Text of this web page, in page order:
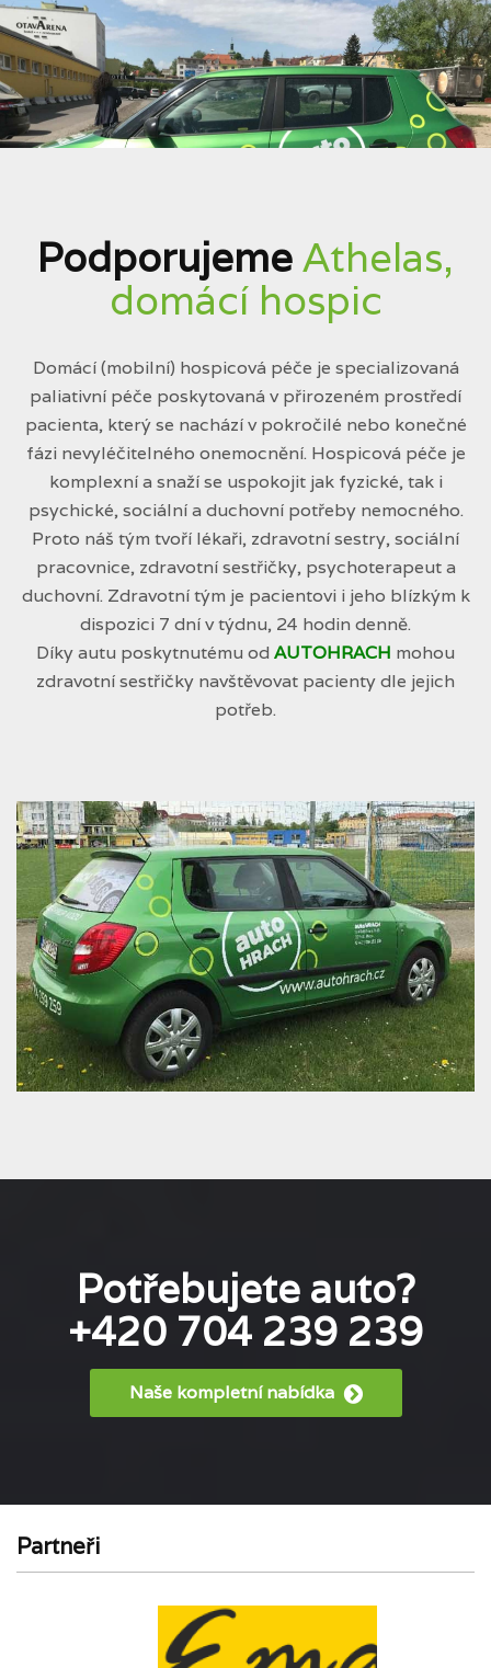
PodporujemeAthelas,
domácí hospic
Domácí (mobilní) hospicová péče je specializovaná
paliativní péče poskytovaná v přirozeném prostředí
pacienta, který se nachází v pokročilé nebo konečné
fázi nevyléčitelného onemocnění. Hospicová péče je
komplexní a snaží se uspokojit jak fyzické, tak i
psychické, sociální a duchovní potřeby nemocného.
Proto náš tým tvoří lékaři, zdravotní sestry, sociální
pracovnice, zdravotní sestřičky, psychoterapeut a
duchovní. Zdravotní tým je pacientovi i jeho blízkým k
dispozici 7 dní v týdnu, 24 hodin denně.
Díky autu poskytnutému od AUTOHRACH mohou
zdravotní sestřičky navštěvovat pacienty dle jejich
potřeb.
Potřebujete auto?
+420 704 239 239
Naše kompletní nabídka
Partneři